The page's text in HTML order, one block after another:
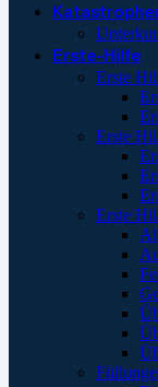
Erste-Hilfe
Erste
Erste
Erste